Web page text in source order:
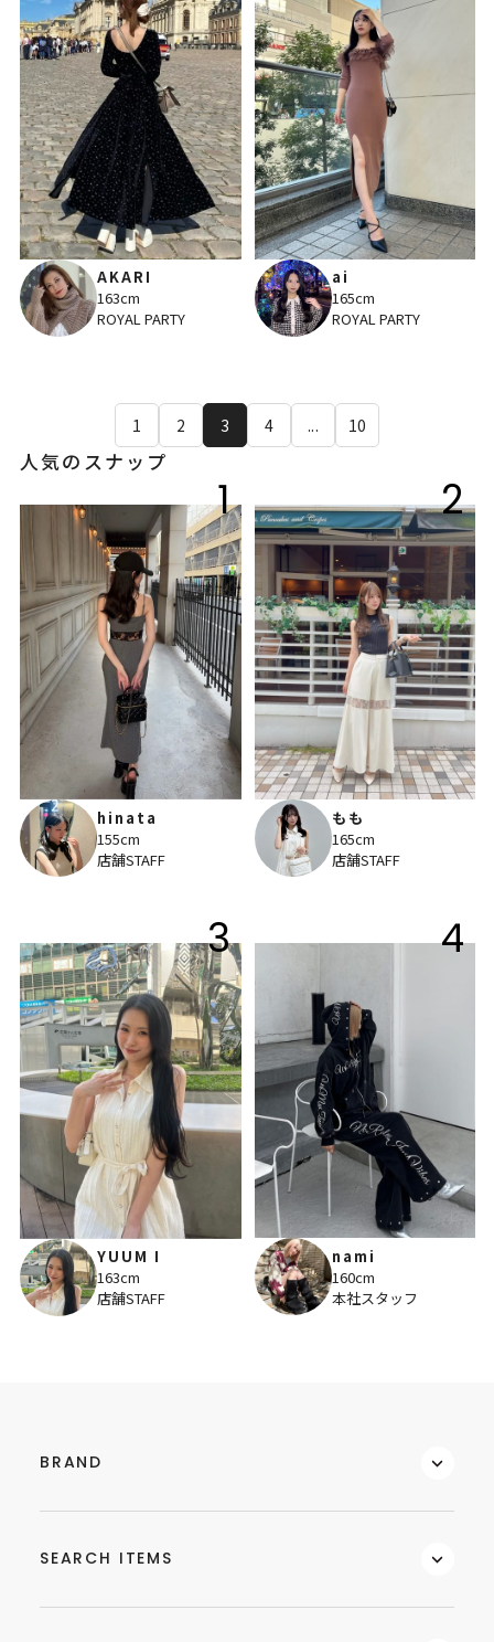
AKARI
163cm
ROYAL PARTY
ai
165cm
ROYAL PARTY
1 2 3 4 ... 10
人気のスナップ
1
hinata
155cm
店舗STAFF
2
もも
165cm
店舗STAFF
3
YUUM I
163cm
店舗STAFF
4
nami
160cm
本社スタッフ
BRAND
SEARCH ITEMS